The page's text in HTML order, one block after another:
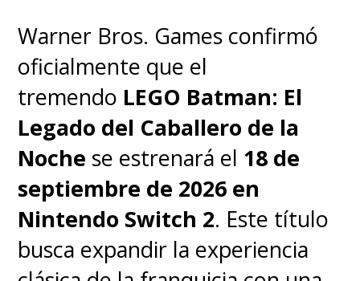
universo central del DCU tiene
su propio Hombre Murciélago
queya fue tanteado en la serie
animadaCreature Commandos
El cineasta argentino Andy
Muschietti(The Flash, It) sigue
vinculado como director de la
próxima película
deBatmandentro de este
Warner Bros. Games confirmó
oficialmente que el
tremendo LEGO Batman: El
Legado del Caballero de la
Noche se estrenará el 18 de
septiembre de 2026 en
Nintendo Switch 2. Este título
busca expandir la experiencia